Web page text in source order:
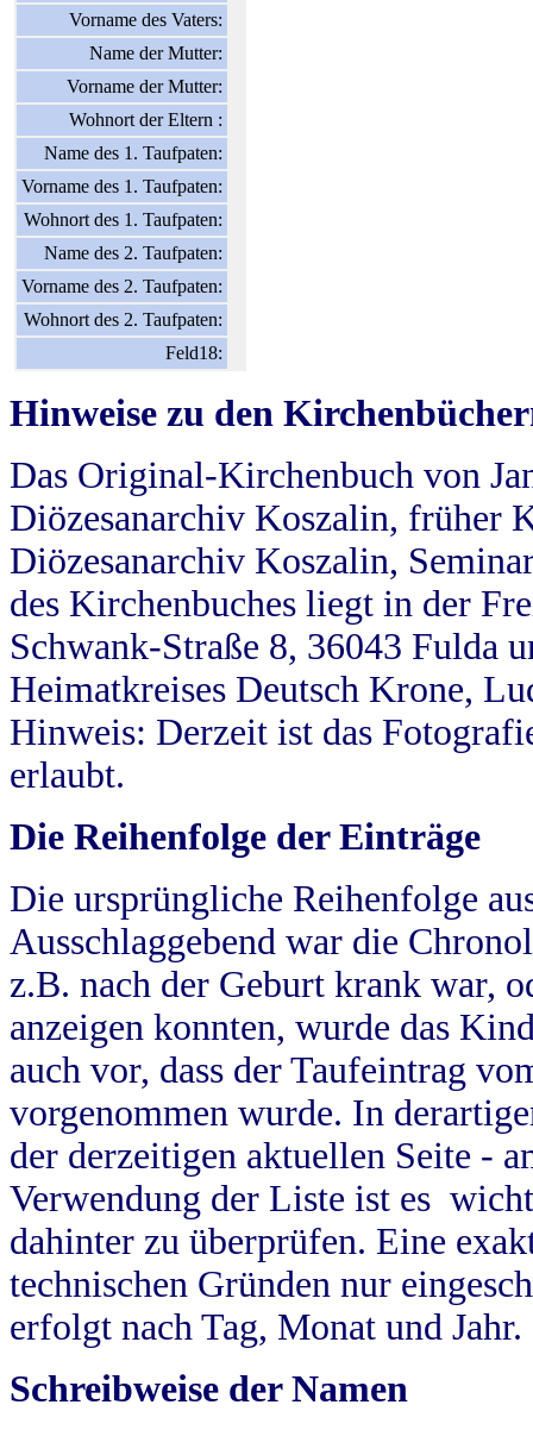
Vorname des Vaters:
Name der Mutter:
Vorname der Mutter:
Wohnort der Eltern :
Name des 1. Taufpaten:
Vorname des 1. Taufpaten:
Wohnort des 1. Taufpaten:
Name des 2. Taufpaten:
Vorname des 2. Taufpaten:
Wohnort des 2. Taufpaten:
Feld18:
Hinweise zu den
Das Original-Kirchenbuch von
Diözesanarchiv Koszalin, früher
Diözesanarchiv Koszalin,
des Kirchenbuches liegt in der
Schwank-Straße 8, 36043 Fulda
Heimatkreises Deutsch Krone,
Hinweis: Derzeit ist das
erlaubt.
Die Reihenfolge der Einträge
Die ursprüngliche Reihenfolge
Ausschlaggebend war die
z.B. nach der Geburt krank war,
anzeigen konnten, wurde das
auch vor, dass der Taufeintrag
vorgenommen wurde. In
der derzeitigen aktuellen Seite -
Verwendung der Liste ist es
dahinter zu überprüfen. Eine
technischen Gründen nur
erfolgt nach Tag, Monat und Jahr.
Schreibweise der Namen